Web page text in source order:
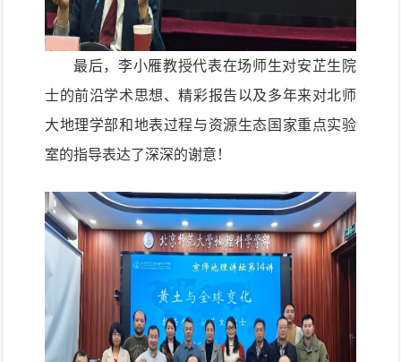
最后，李小雁教授代表在场师生对安芷生院
士的前沿学术思想、精彩报告以及多年来对北师
大地理学部和地表过程与资源生态国家重点实验
室的指导表达了深深的谢意！